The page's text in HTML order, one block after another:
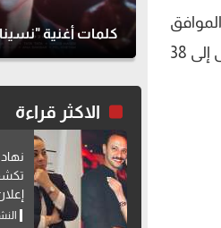
8 إبريل 2025، ليسود طقس شديد الحرارة على شمال وجنوب الصعيد، حيث تصل درجات الحرارة العظمى إلى 38
كلمات أغنية "نسينا" لــ
الاكثر قراءة